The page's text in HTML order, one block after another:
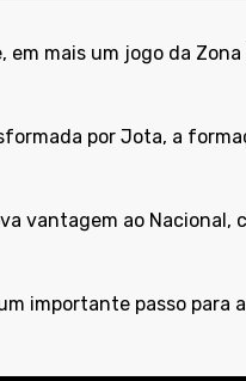
em mais um jogo da
por Jota, a
vantagem ao Nacional,
importante passo para a